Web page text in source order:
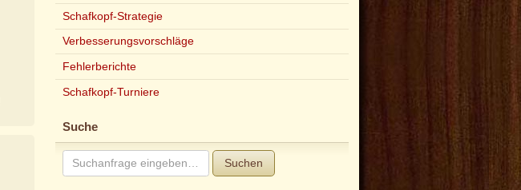
Schafkopf-Strategie
Verbesserungsvorschläge
Fehlerberichte
Schafkopf-Turniere
Suche
Suchen